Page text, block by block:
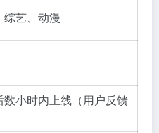
综艺、动漫
数小时内上线（用户反馈